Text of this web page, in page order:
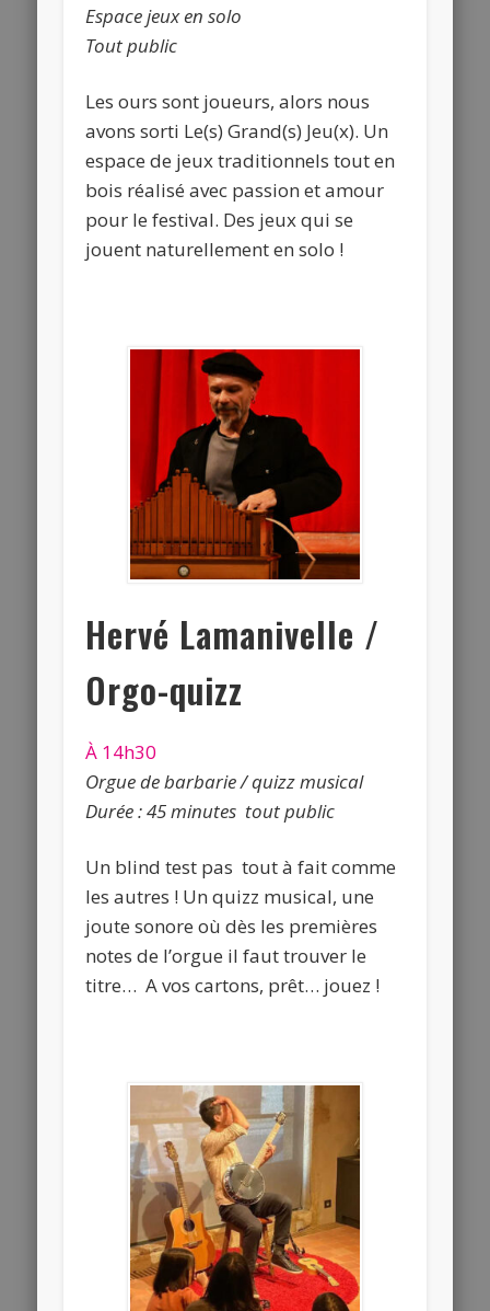
Espace jeux en solo
Tout public
Les ours sont joueurs, alors nous
avons sorti Le(s) Grand(s) Jeu(x). Un
espace de jeux traditionnels tout en
bois réalisé avec passion et amour
pour le festival. Des jeux qui se
jouent naturellement en solo !
Hervé Lamanivelle /
Orgo-quizz
À 14h30
Orgue de barbarie / quizz musical
Durée : 45 minutes tout public
Un blind test pas tout à fait comme
les autres ! Un quizz musical, une
joute sonore où dès les premières
notes de l’orgue il faut trouver le
titre… A vos cartons, prêt… jouez !